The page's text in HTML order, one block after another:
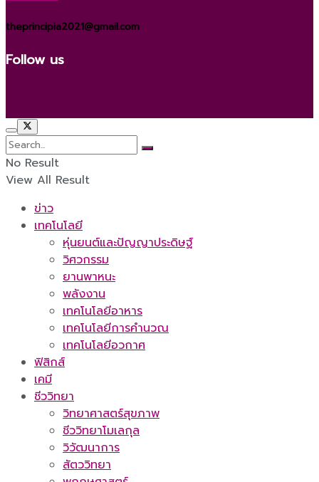
theprincipia2021@gmail.com
Follow us
No Result
View All Result
ข่าว
เทคโนโลยี
หุ่นยนต์และปัญญาประดิษฐ์
วิศวกรรม
ยานพาหนะ
พลังงาน
เทคโนโลยีอาหาร
เทคโนโลยีการคำนวณ
เทคโนโลยีอวกาศ
ฟิสิกส์
เคมี
ชีววิทยา
วิทยาศาสตร์สุขภาพ
ชีววิทยาโมเลกุล
วิวัฒนาการ
สัตววิทยา